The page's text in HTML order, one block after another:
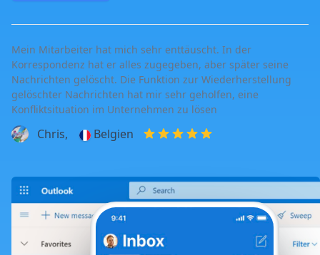
Mein Mitarbeiter hat mich sehr enttäuscht. In der
Korrespondenz hat er alles zugegeben, aber später seine
Nachrichten gelöscht. Die Funktion zur Wiederherstellung
gelöschter Nachrichten hat mir sehr geholfen, eine
Konfliktsituation im Unternehmen zu lösen
Chris, Belgien